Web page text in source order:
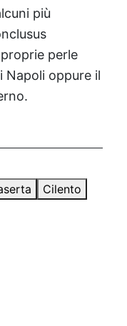
più
perle
Napoli oppure il
Cilento